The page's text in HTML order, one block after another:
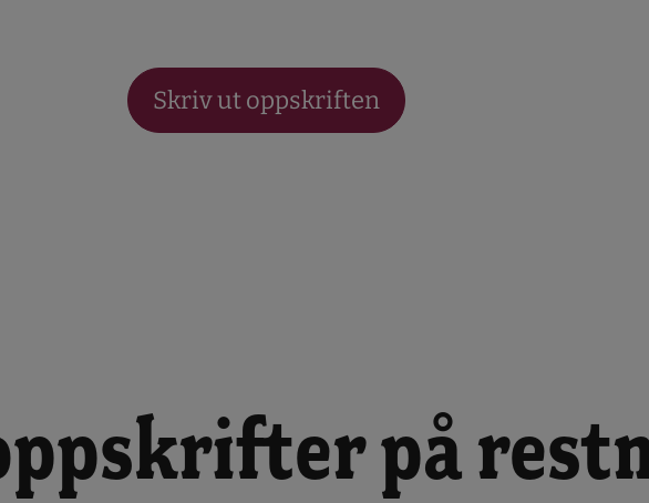
Skriv ut oppskriften
på